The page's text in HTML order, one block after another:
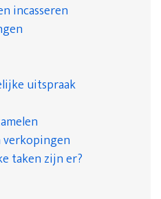
incasseren
uitspraak
verkopingen
taken zijn er?